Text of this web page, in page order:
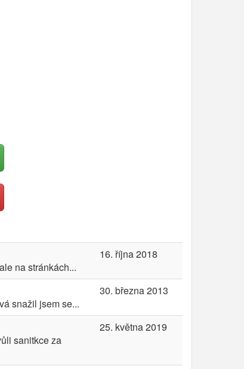
na stránkách...
16. října 2018
snažil jsem se...
30. března 2013
sanitkce za
25. května 2019